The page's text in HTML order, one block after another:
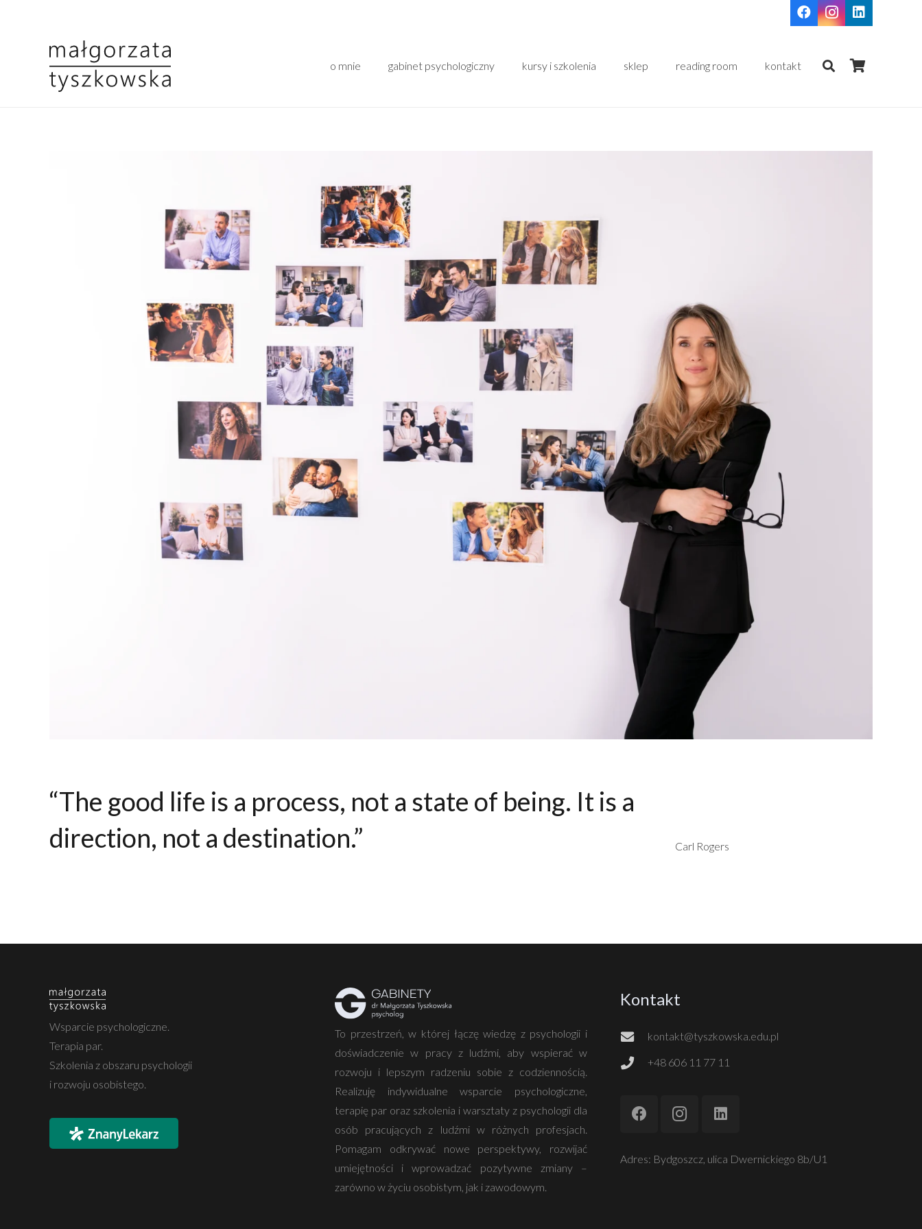
o mnie gabinet psychologiczny kursy i szkolenia sklep reading room kontakt
“The good life is a process, not a state of being. It is a
direction, not a destination.”
Carl Rogers
Wsparcie psychologiczne.
Terapia par.
Szkolenia z obszaru psychologii
i rozwoju osobistego.
To przestrzeń, w której łączę wiedzę z psychologii i
doświadczenie w pracy z ludźmi, aby wspierać w
rozwoju i lepszym radzeniu sobie z codziennością.
Realizuję indywidualne wsparcie psychologiczne,
terapię par oraz szkolenia i warsztaty z psychologii dla
osób pracujących z ludźmi w różnych profesjach.
Pomagam odkrywać nowe perspektywy, rozwijać
umiejętności i wprowadzać pozytywne zmiany –
zarówno w życiu osobistym, jak i zawodowym.
Kontakt
kontakt@tyszkowska.edu.pl
+48 606 11 77 11
Adres: Bydgoszcz, ulica Dwernickiego 8b/U1